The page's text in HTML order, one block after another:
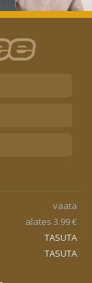
vaata
alates 3.99 €
TASUTA
TASUTA